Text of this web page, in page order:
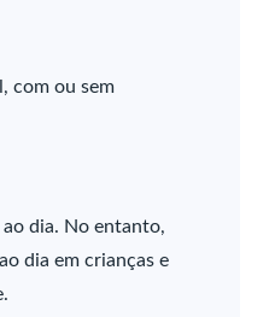
com ou sem
dia. No entanto,
dia em crianças e